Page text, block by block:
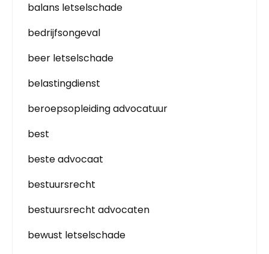
balans letselschade
bedrijfsongeval
beer letselschade
belastingdienst
beroepsopleiding advocatuur
best
beste advocaat
bestuursrecht
bestuursrecht advocaten
bewust letselschade